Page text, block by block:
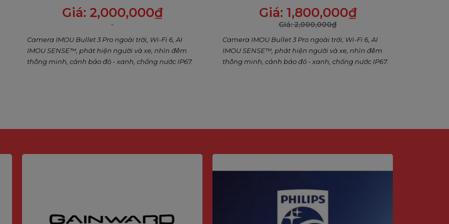
trạm tự đổ rác nơi robot tự động đổ bụi
cảnh báo xanh đỏ, Đàm thoại 2 chiều
Giá: 2,000,000₫
Camera IMOU Bullet 3 Pro ngoài trời, Wi-Fi 6, AI
IMOU SENSE™, phát hiện người và xe, nhìn đêm
thông minh, cảnh báo đỏ - xanh, chống nước IP67.
cảnh báo xanh đỏ, Đàm thoại 2 chiều
Giá: 1,800,000₫
Giá:2,000,000₫
Camera IMOU Bullet 3 Pro ngoài trời, Wi-Fi 6, AI
IMOU SENSE™, phát hiện người và xe, nhìn đêm
thông minh, cảnh báo đỏ - xanh, chống nước IP67.